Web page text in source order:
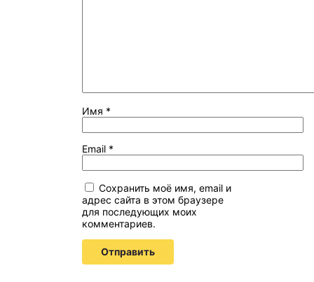
Имя *
Email *
Сохранить моё имя, email и
адрес сайта в этом браузере
для последующих моих
комментариев.